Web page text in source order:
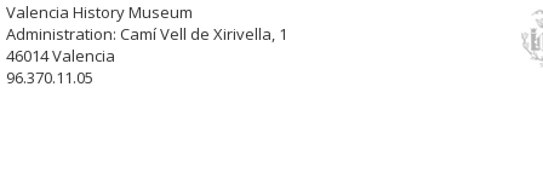
Valencia History Museum
Administration: Camí Vell de Xirivella, 1
46014 Valencia
96.370.11.05